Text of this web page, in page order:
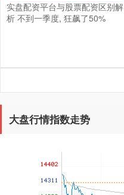
实盘配资平台与股票配资区别解
析 不到一季度, 狂飙了50%
大盘行情指数走势